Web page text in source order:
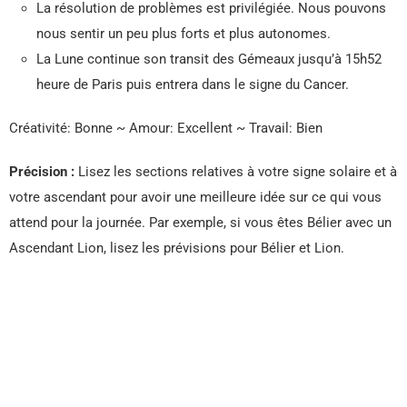
La résolution de problèmes est privilégiée. Nous pouvons
nous sentir un peu plus forts et plus autonomes.
La Lune continue son transit des Gémeaux jusqu’à 15h52
heure de Paris puis entrera dans le signe du Cancer.
Créativité: Bonne ~ Amour: Excellent ~ Travail: Bien
Précision : Lisez les sections relatives à votre signe solaire et à
votre ascendant pour avoir une meilleure idée sur ce qui vous
attend pour la journée. Par exemple, si vous êtes Bélier avec un
Ascendant Lion, lisez les prévisions pour Bélier et Lion.